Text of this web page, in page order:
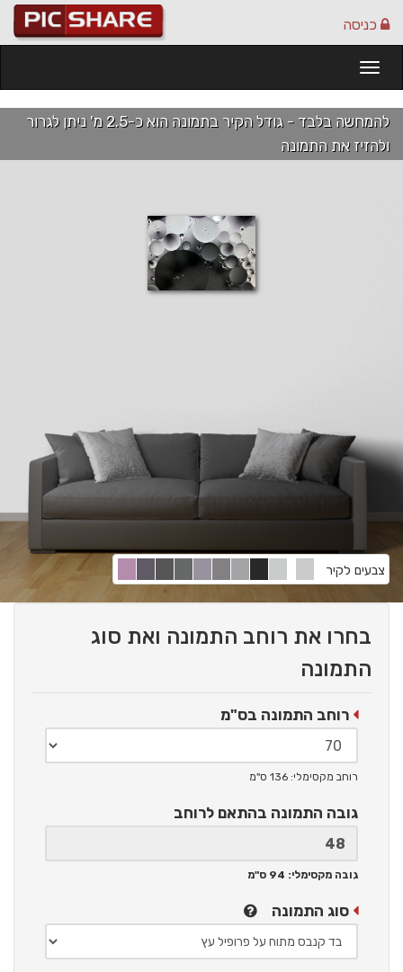
כניסה
להמחשה בלבד - גודל הקיר בתמונה הוא כ-2.5 מ' ניתן לגרור
ולהזיז את התמונה
צבעים לקיר
בחרו את רוחב התמונה ואת סוג
התמונה
רוחב התמונה בס"מ
רוחב מקסימלי: 136 ס"מ
גובה התמונה בהתאם לרוחב
גובה מקסימלי: 94 ס"מ
סוג התמונה